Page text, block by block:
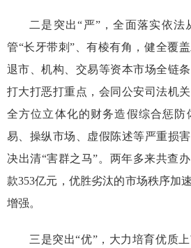
二是 突出“严”，全面落实依法
管“长牙带刺”、有棱有角，健全覆
退市、机构、交易等资本市场全链
打大打恶打重点， 会同公安司法机
全方位立体化的财务造假综合惩防
易、操纵市场 、虚假陈述等严重损
决出清“害群之马”。两年多来共查办
款353亿元 ， 优胜劣汰的市场秩序加
增强。
三是突出“优”，大力培育优质